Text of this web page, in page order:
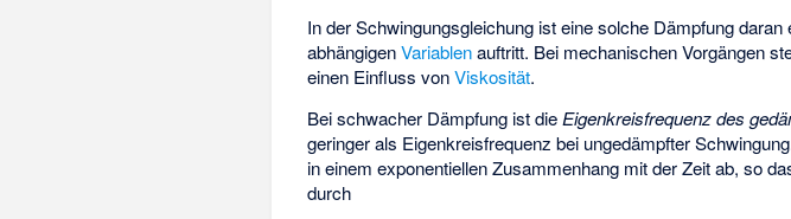
In derSchwingungsgleichung ist eine solche Dämpfung
abhängigenVariablenauftritt. Bei mechanischen Vorgängen
einen Einfluss vonViskosität.
Bei schwacher Dämpfung ist die Eigenkreisfrequenz des
geringer als Eigenkreisfrequenz bei ungedämpfter
in einem exponentiellen Zusammenhang mit der Zeit ab, so
durch